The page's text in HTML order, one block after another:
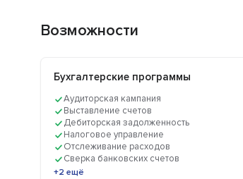
Возможности
Бухгалтерские программы
Аудиторская кампания
Выставление счетов
Дебиторская задолженность
Налоговое управление
Отслеживание расходов
Сверка банковских счетов
+2 ещё